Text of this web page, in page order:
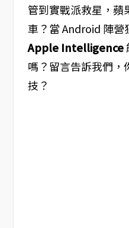
管到實戰派救星，蘋
車？當 Android 陣營
Apple Intelligence
嗎？留言告訴我們，
技？